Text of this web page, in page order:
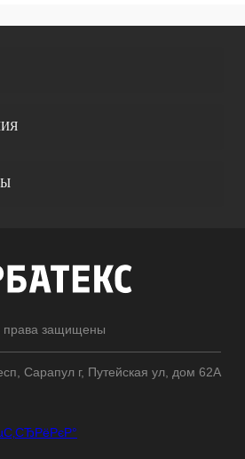
права защищены
Сарапул г, Путейская ул, дом 62А